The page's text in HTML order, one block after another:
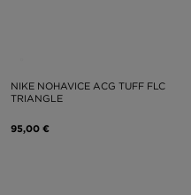
NIKE NOHAVICE ACG TUFF FLC
TRIANGLE
95,00 €